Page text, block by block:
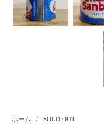
ホーム / SOLD OUT